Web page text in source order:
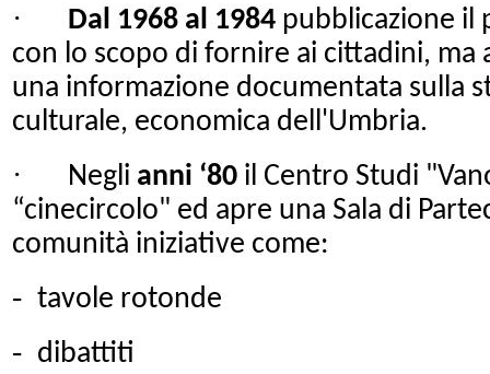
· Dal 1968 al 1984 pubblicazione il
con lo scopo di fornire ai cittadini,
una informazione documentata sulla
culturale, economica dell'Umbria.
· Negli anni ‘80 il Centro Studi
“cinecircolo" ed apre una Sala di
comunità iniziative come:
- tavole rotonde
- dibattiti